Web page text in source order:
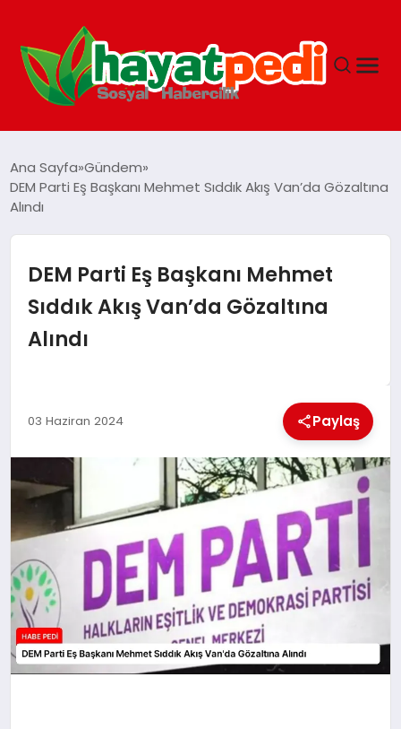
YAŞAM
GUNCEL
SAĞLIK
BESLENME
EĞITIM
EKONOMI
TEKNOLOJI
Ana Sayfa Gündem
DEM Parti Eş Başkanı Mehmet Sıddık Akış Van’da Gözaltına
Alındı
DEM Parti Eş Başkanı Mehmet
Sıddık Akış Van’da Gözaltına
Alındı
03 Haziran 2024 Paylaş